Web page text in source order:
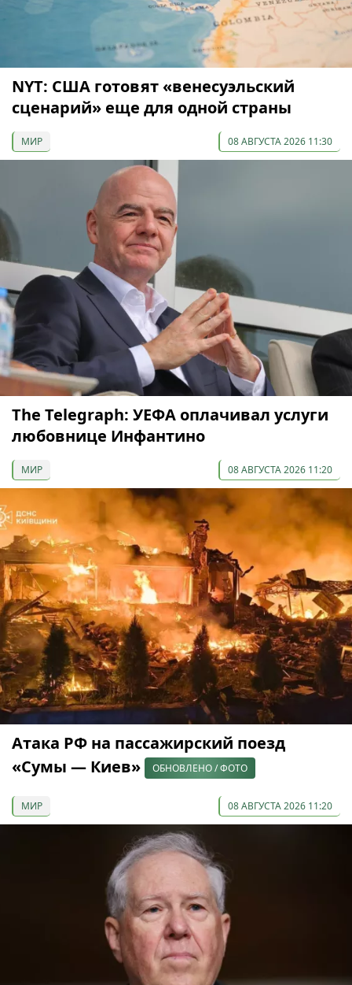
NYT: США готовят «венесуэльский
сценарий» еще для одной страны
МИР 08 АВГУСТА 2026 11:30
The Telegraph: УЕФА оплачивал услуги
любовнице Инфантино
МИР 08 АВГУСТА 2026 11:20
Атака РФ на пассажирский поезд
«Сумы — Киев»
ОБНОВЛЕНО / ФОТО
МИР 08 АВГУСТА 2026 11:20